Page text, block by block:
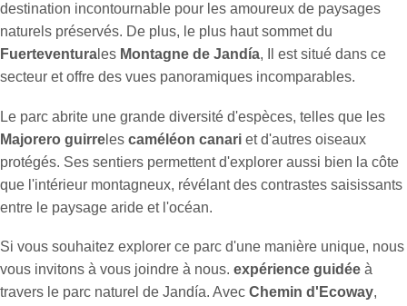
destination incontournable pour les amoureux de paysages
naturels préservés. De plus, le plus haut sommet du
Fuerteventura les Montagne de Jandía, Il est situé dans ce
secteur et offre des vues panoramiques incomparables.
Le parc abrite une grande diversité d'espèces, telles que les
Majorero guirre les caméléon canari et d'autres oiseaux
protégés. Ses sentiers permettent d'explorer aussi bien la côte
que l'intérieur montagneux, révélant des contrastes saisissants
entre le paysage aride et l'océan.
Si vous souhaitez explorer ce parc d'une manière unique, nous
vous invitons à vous joindre à nous. expérience guidée à
travers le parc naturel de Jandía. Avec Chemin d'Ecoway,